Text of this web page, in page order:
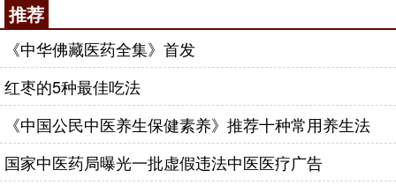
推荐
《中华佛藏医药全集》首发
红枣的5种最佳吃法
《中国公民中医养生保健素养》推荐十种常用养生法
国家中医药局曝光一批虚假违法中医医疗广告